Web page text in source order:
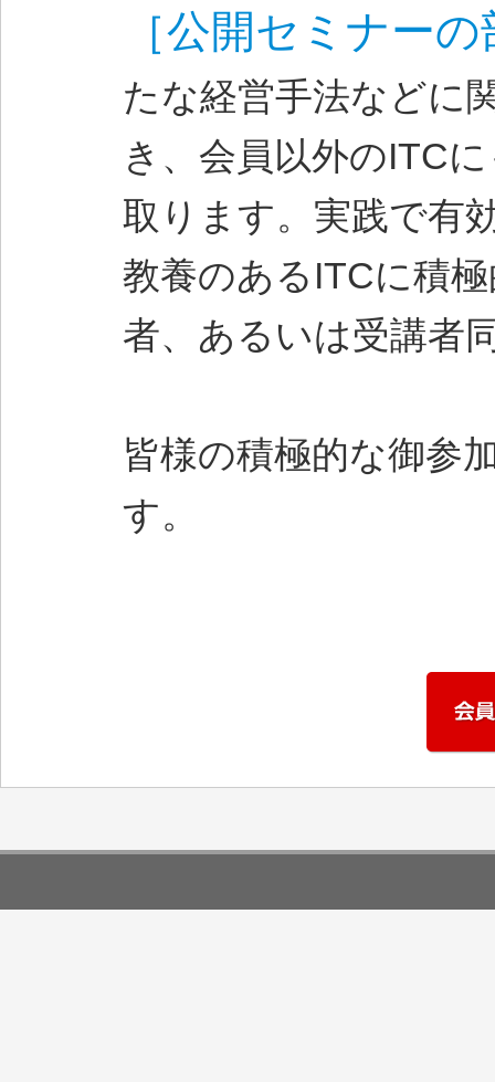
［公開セミナー
たな経営手法などに
き、会員以外のITC
取ります。実践で有
教養のあるITCに積
者、あるいは受講者
皆様の積極的な御参
す。